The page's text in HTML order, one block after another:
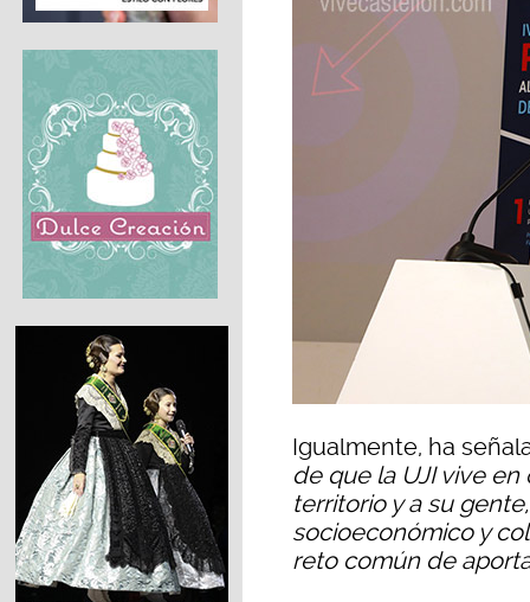
Igualmente, ha
de que la UJI vive
territorio y a su
socioeconómico y
reto común de